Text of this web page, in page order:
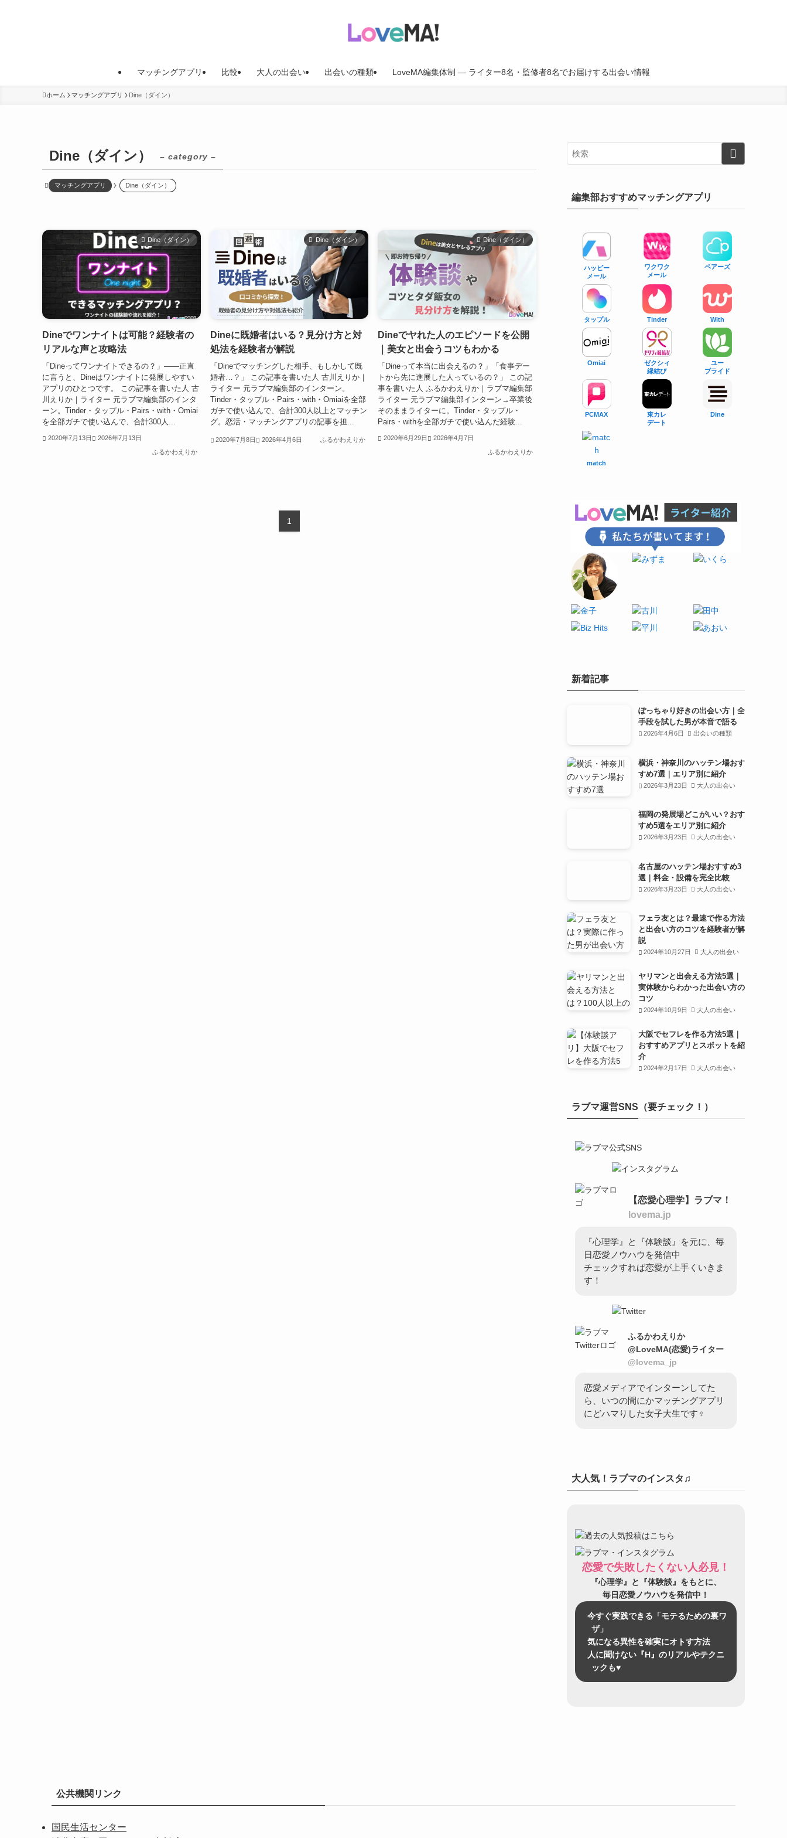
マッチングアプリ 比較 大人の出会い 出会いの種類 LoveMA編集体制 — ライター8名・監修者8名でお届けする出会い情報
ホーム マッチングアプリ Dine（ダイン）
Dine（ダイン） – category –
マッチングアプリ Dine（ダイン）
Dine（ダイン）
Dineでワンナイトは可能？経験者の
リアルな声と攻略法
「Dineってワンナイトできるの？」――正直
に言うと、Dineはワンナイトに発展しやすい
アプリのひとつです。 この記事を書いた人 古
川えりか｜ライター 元ラブマ編集部のインタ
ーン。Tinder・タップル・Pairs・with・Omiai
を全部ガチで使い込んで、合計300人...
2020年7月13日 2026年7月13日
ふるかわえりか
Dine（ダイン）
Dineに既婚者はいる？見分け方と対
処法を経験者が解説
「Dineでマッチングした相手、もしかして既
婚者…？」 この記事を書いた人 古川えりか｜
ライター 元ラブマ編集部のインターン。
Tinder・タップル・Pairs・with・Omiaiを全部
ガチで使い込んで、合計300人以上とマッチン
グ。恋活・マッチングアプリの記事を担...
2020年7月8日 2026年4月6日 ふるかわえりか
Dine（ダイン）
Dineでヤれた人のエピソードを公開
｜美女と出会うコツもわかる
「Dineって本当に出会えるの？」「食事デー
トから先に進展した人っているの？」 この記
事を書いた人 ふるかわえりか｜ラブマ編集部
ライター 元ラブマ編集部インターン→卒業後
そのままライターに。Tinder・タップル・
Pairs・withを全部ガチで使い込んだ経験...
2020年6月29日 2026年4月7日
ふるかわえりか
1
編集部おすすめマッチングアプリ
ハッピー
メール
ワクワク
メール
ペアーズ
タップル Tinder With
Omiai
ゼクシィ
縁結び
ユー
ブライド
PCMAX
東カレ
デート
Dine
match
新着記事
ぽっちゃり好きの出会い方｜全
手段を試した男が本音で語る
2026年4月6日 出会いの種類
横浜・神奈川のハッテン場おす
すめ7選｜エリア別に紹介
2026年3月23日 大人の出会い
福岡の発展場どこがいい？おす
すめ5選をエリア別に紹介
2026年3月23日 大人の出会い
名古屋のハッテン場おすすめ3
選｜料金・設備を完全比較
2026年3月23日 大人の出会い
フェラ友とは？最速で作る方法
と出会い方のコツを経験者が解
説
2024年10月27日 大人の出会い
ヤリマンと出会える方法5選｜
実体験からわかった出会い方の
コツ
2024年10月9日 大人の出会い
大阪でセフレを作る方法5選｜
おすすめアプリとスポットを紹
介
2024年2月17日 大人の出会い
ラブマ運営SNS（要チェック！）
【恋愛心理学】ラブマ！
lovema.jp
『心理学』と『体験談』を元に、毎
日恋愛ノウハウを発信中
チェックすれば恋愛が上手くいきま
す！
ふるかわえりか
@LoveMA(恋愛)ライター
@lovema_jp
恋愛メディアでインターンしてた
ら、いつの間にかマッチングアプリ
にどハマりした女子大生です♀
大人気！ラブマのインスタ♫
恋愛で失敗したくない人必見！
『心理学』と『体験談』をもとに、
毎日恋愛ノウハウを発信中！
今すぐ実践できる「モテるための裏ワ
ザ」
気になる異性を確実にオトす方法
人に聞けない『H』のリアルやテクニ
ックも♥
公共機関リンク
国民生活センター